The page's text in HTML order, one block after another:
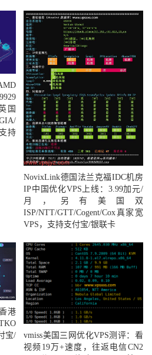
国
持
NovixLink德国法兰克福IDC机房
IP中国优化VPS上线：3.99加元/
月，另有美国双
ISP/NTT/GTT/Cogent/Cox真家宽
VPS，支持支付宝/银联卡
港
宝/
vmiss美国三网优化VPS测评：看
视频19万+速度，往返电信CN2